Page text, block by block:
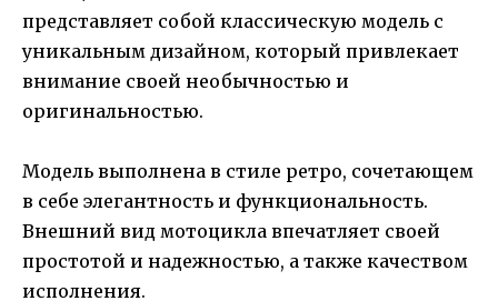
представляет собой классическую модель с
уникальным дизайном, который привлекает
внимание своей необычностью и
оригинальностью.
Модель выполнена в стиле ретро, сочетающем
в себе элегантность и функциональность.
Внешний вид мотоцикла впечатляет своей
простотой и надежностью, а также качеством
исполнения.